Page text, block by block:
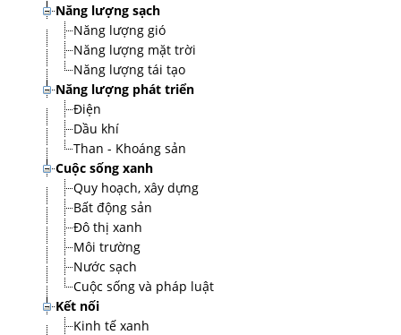
Năng lượng sạch
Năng lượng gió
Năng lượng mặt trời
Năng lượng tái tạo
Năng lượng phát triển
Điện
Dầu khí
Than - Khoáng sản
Cuộc sống xanh
Quy hoạch, xây dựng
Bất động sản
Đô thị xanh
Môi trường
Nước sạch
Cuộc sống và pháp luật
Kết nối
Kinh tế xanh